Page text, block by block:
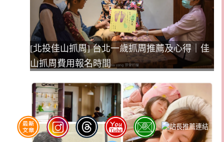
[北投佳山抓周] 台北一歲抓周推薦及心得｜佳
山抓周費用報名時間